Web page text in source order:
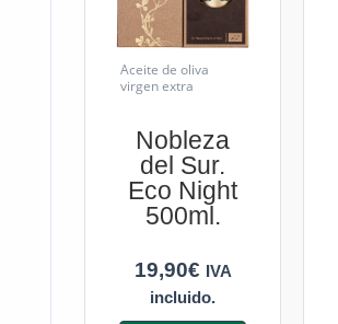
Aceite de oliva
virgen extra
Nobleza
del Sur.
Eco Night
500ml.
19,90€ IVA
incluido.